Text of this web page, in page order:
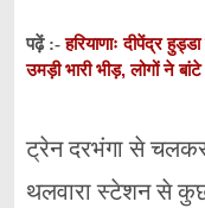
पढ़ें :-हरियाणाः दीपेंद्र
उमड़ी भारी भीड़, लोगों ने
ट्रेन दरभंगा से
थलवारा स्टेशन से कुछ